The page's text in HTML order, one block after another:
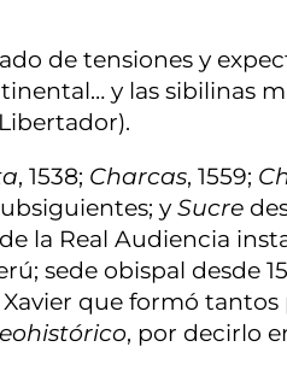
de tensiones y
y las sibilinas
, 1538; Charcas, 1559;
y Sucre
la Real Audiencia
sede obispal desde
que formó tantos
, por decirlo